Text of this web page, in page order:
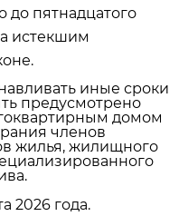
до пятнадцатого
истекшим
иные сроки
предусмотрено
домом
членов
жилья, жилищного
2026 года.